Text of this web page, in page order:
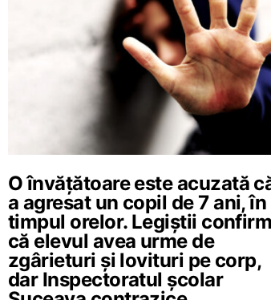
O învățătoare este acuzată
a agresat un copil de 7 ani, în
timpul orelor. Legiștii
că elevul avea urme de
zgârieturi și lovituri pe corp,
dar Inspectoratul școlar